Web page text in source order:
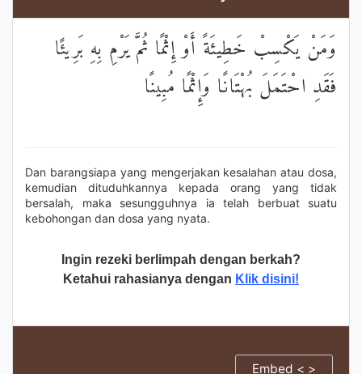
وَمَنْ يَكْسِبْ خَطِيئَةً أَوْ إِثْمًا ثُمَّ يَرْمِ بِهِ بَرِيئًا
فَقَدِ احْتَمَلَ بُهْتَانًا وَإِثْمًا مُبِينًا
Dan barangsiapa yang mengerjakan kesalahan atau dosa,
kemudian dituduhkannya kepada orang yang tidak
bersalah, maka sesungguhnya ia telah berbuat suatu
kebohongan dan dosa yang nyata.
Ingin rezeki berlimpah dengan berkah?
Ketahui rahasianya dengan Klik disini!
Embed < >